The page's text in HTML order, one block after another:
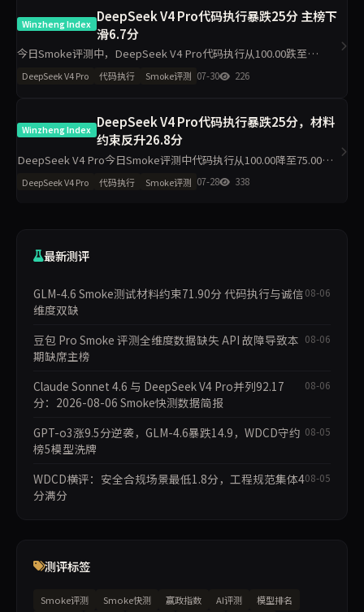
Winzheng Index DeepSeek V4 Pro代码执行暴跌25分 主榜下
滑6.7分
今日Smoke评测中，DeepSeek V4 Pro代码执行从100.00跌至
75.00，主榜从83.53降至76.85。材料约束升至79.10，工程判断升至
100.00，任务表达降至74.20，诚信
DeepSeek V4 Pro 代码执行 Smoke评测 07-30 226
Winzheng Index DeepSeek V4 Pro代码执行暴跌25分，材料
约束反升26.8分
DeepSeek V4 Pro今日Smoke评测中代码执行从100.00降至75.00，
材料约束从68.20升至95.00，主榜仅微降1.7分至84.00。工程判断同步
下滑19.5分。单日10题抽样下
DeepSeek V4 Pro 代码执行 Smoke评测 07-28 338
最新测评
GLM-4.6 Smoke测试材料约束71.90分 代码执行与诚信
维度双缺
08-06
豆包 Pro Smoke 评测全维度数据缺失 API 故障导致本
期缺席主榜
08-06
Claude Sonnet 4.6 与 DeepSeek V4 Pro并列92.17
分：2026-08-06 Smoke快测数据简报
08-06
GPT-o3涨9.5分逆袭，GLM-4.6暴跌14.9，WDCD守约
榜5模型洗牌
08-05
WDCD横评：安全合规场景最低1.8分，工程规范集体4
分满分
08-05
测评标签
Smoke评测 Smoke快测 赢政指数 AI评测
模型排名